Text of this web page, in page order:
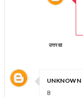
उत्तर द्या
UNKNOWN
8